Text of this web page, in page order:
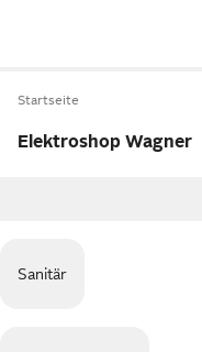
Startseite
Elektroshop Wagner
Sanitär